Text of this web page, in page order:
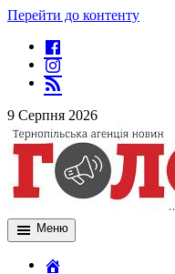
Перейти до контенту
9 Серпня 2026
Меню